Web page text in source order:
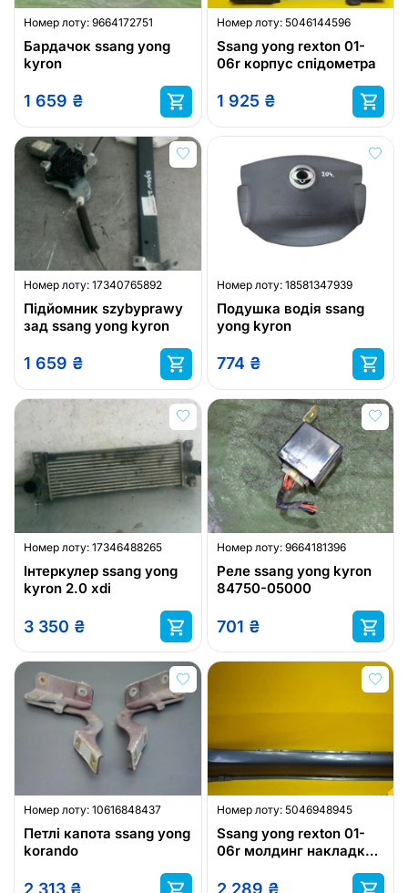
Номер лоту: 9664172751
Бардачок ssang yong
kyron
1 659 ₴
Номер лоту: 5046144596
Ssang yong rexton 01-
06r корпус спідометра
1 925 ₴
Номер лоту: 17340765892
Підйомник szybyprawy
зад ssang yong kyron
1 659 ₴
Номер лоту: 18581347939
Подушка водія ssang
yong kyron
774 ₴
Номер лоту: 17346488265
Інтеркулер ssang yong
kyron 2.0 xdi
3 350 ₴
Номер лоту: 9664181396
Реле ssang yong kyron
84750-05000
701 ₴
Номер лоту: 10616848437
Петлі капота ssang yong
korando
2 313 ₴
Номер лоту: 5046948945
Ssang yong rexton 01-
06r молдинг накладка
2 289 ₴